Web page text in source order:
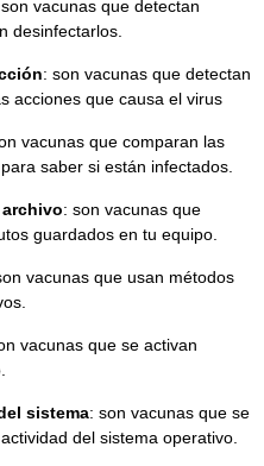
vacunas que detectan
desinfectarlos.
: son vacunas que detectan
acciones que causa el virus
vacunas que comparan las
saber si están infectados.
: son vacunas que
guardados en tu equipo.
vacunas que usan métodos
vacunas que se activan
sistema: son vacunas que se
del sistema operativo.